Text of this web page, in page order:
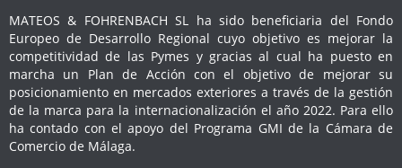
MATEOS & FOHRENBACH SL ha sido beneficiaria del Fondo
Europeo de Desarrollo Regional cuyo objetivo es mejorar la
competitividad de las Pymes y gracias al cual ha puesto en
marcha un Plan de Acción con el objetivo de mejorar su
posicionamiento en mercados exteriores a través de la gestión
de la marca para la internacionalización el año 2022. Para ello
ha contado con el apoyo del Programa GMI de la Cámara de
Comercio de Málaga.